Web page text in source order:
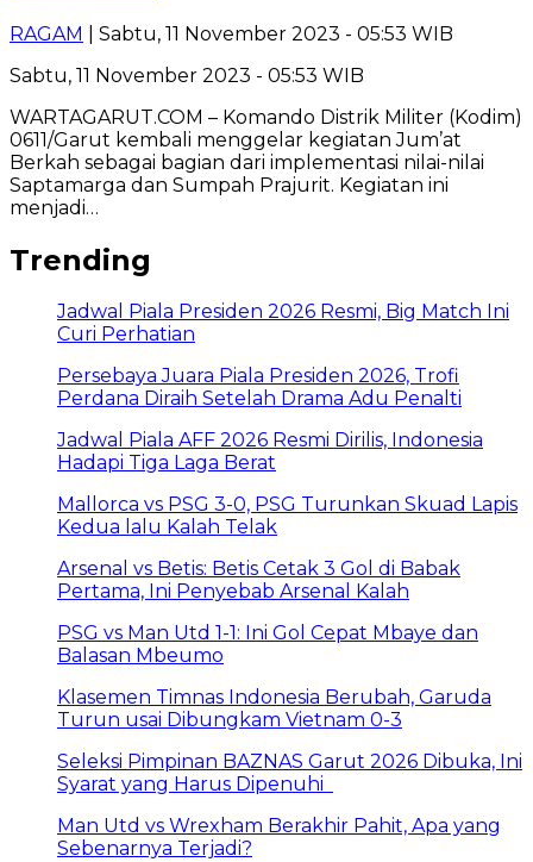
RAGAM
| Sabtu, 11 November 2023 - 05:53 WIB
Sabtu, 11 November 2023 - 05:53 WIB
WARTAGARUT.COM – Komando Distrik Militer (Kodim)
0611/Garut kembali menggelar kegiatan Jum’at
Berkah sebagai bagian dari implementasi nilai-nilai
Saptamarga dan Sumpah Prajurit. Kegiatan ini
menjadi…
Trending
Jadwal Piala Presiden 2026 Resmi, Big Match Ini
Curi Perhatian
Persebaya Juara Piala Presiden 2026, Trofi
Perdana Diraih Setelah Drama Adu Penalti
Jadwal Piala AFF 2026 Resmi Dirilis, Indonesia
Hadapi Tiga Laga Berat
Mallorca vs PSG 3-0, PSG Turunkan Skuad Lapis
Kedua lalu Kalah Telak
Arsenal vs Betis: Betis Cetak 3 Gol di Babak
Pertama, Ini Penyebab Arsenal Kalah
PSG vs Man Utd 1-1: Ini Gol Cepat Mbaye dan
Balasan Mbeumo
Klasemen Timnas Indonesia Berubah, Garuda
Turun usai Dibungkam Vietnam 0-3
Seleksi Pimpinan BAZNAS Garut 2026 Dibuka, Ini
Syarat yang Harus Dipenuhi
Man Utd vs Wrexham Berakhir Pahit, Apa yang
Sebenarnya Terjadi?